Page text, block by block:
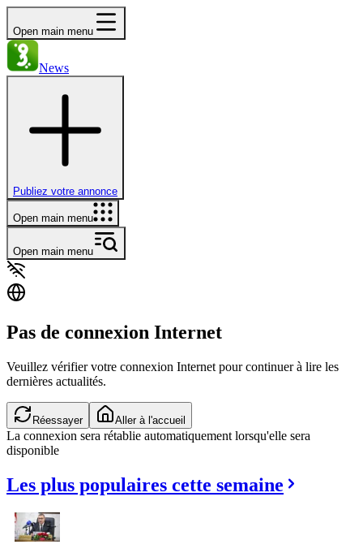
Open main menu
News
Publiez votre annonce
Open main menu
Open main menu
Pas de connexion Internet
Veuillez vérifier votre connexion Internet pour continuer à lire les
dernières actualités.
Réessayer Aller à l'accueil
La connexion sera rétablie automatiquement lorsqu'elle sera
disponible
Les plus populaires cette semaine